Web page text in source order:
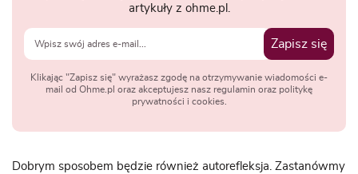
artykuły z ohme.pl.
Zapisz się
Klikając "Zapisz się" wyrażasz zgodę na otrzymywanie wiadomości e-
mail od Ohme.pl oraz akceptujesz nasz regulamin oraz politykę
prywatności i cookies.
Dobrym sposobem będzie również autorefleksja. Zastanówmy